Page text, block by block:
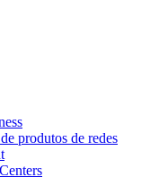
produtos de redes